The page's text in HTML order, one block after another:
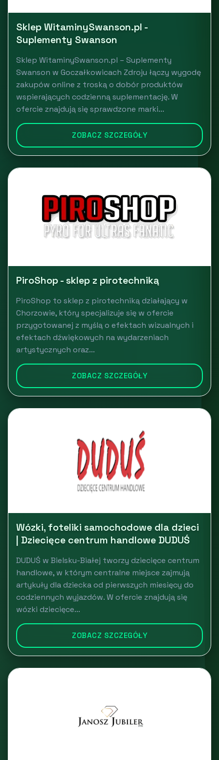
Sklep WitaminySwanson.pl -
Suplementy Swanson
Sklep WitaminySwanson.pl – Suplementy
Swanson w Goczałkowicach Zdroju łączy wygodę
zakupów online z troską o dobór produktów
wspierających codzienną suplementację. W
ofercie znajdują się sprawdzone marki...
ZOBACZ SZCZEGÓŁY
PiroShop - sklep z pirotechniką
PiroShop to sklep z pirotechniką działający w
Chorzowie, który specjalizuje się w ofercie
przygotowanej z myślą o efektach wizualnych i
efektach dźwiękowych na wydarzeniach
artystycznych oraz...
ZOBACZ SZCZEGÓŁY
Wózki, foteliki samochodowe dla dzieci
| Dziecięce centrum handlowe DUDUŚ
DUDUŚ w Bielsku-Białej tworzy dziecięce centrum
handlowe, w którym centralne miejsce zajmują
artykuły dla dziecka od pierwszych miesięcy do
codziennych wyjazdów. W ofercie znajdują się
wózki dziecięce...
ZOBACZ SZCZEGÓŁY